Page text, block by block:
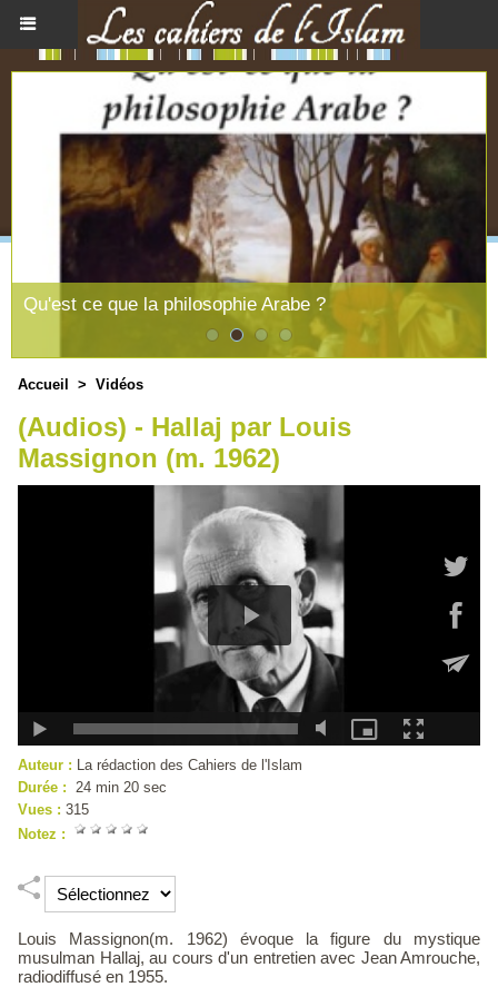
Qu'est ce que la philosophie Arabe ?
Accueil > Vidéos
(Audios) - Hallaj par Louis
Massignon (m. 1962)
Auteur : La rédaction des Cahiers de l'Islam
Durée : 24 min 20 sec
Vues : 315
Notez :
Louis Massignon(m. 1962) évoque la figure du mystique
musulman Hallaj, au cours d'un entretien avec Jean Amrouche,
radiodiffusé en 1955.